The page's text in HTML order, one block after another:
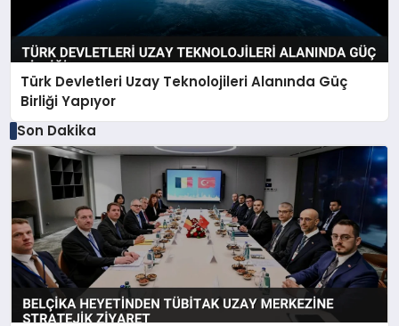
Türk Devletleri Uzay Teknolojileri Alanında Güç
Birliği Yapıyor
Son Dakika